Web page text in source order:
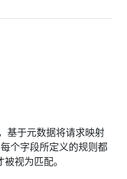
基于元数据将请求映射
个字段所定义的规则都
视为匹配。